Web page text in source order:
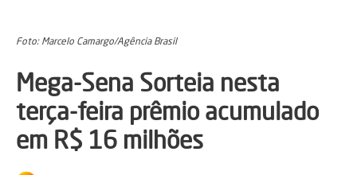
Foto: Marcelo Camargo/Agência Brasil
Mega-Sena Sorteia nesta
terça-feira prêmio acumulado
em R$ 16 milhões